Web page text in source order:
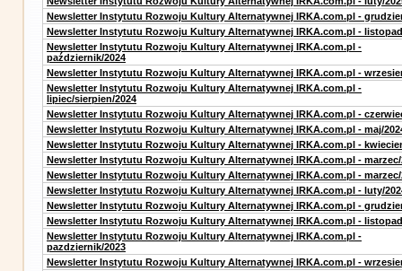
Newsletter Instytutu Rozwoju Kultury Alternatywnej IRKA.com.pl -
Newsletter Instytutu Rozwoju Kultury Alternatywnej IRKA.com.pl -
Newsletter Instytutu Rozwoju Kultury Alternatywnej IRKA.com.pl -
październik/2024
Newsletter Instytutu Rozwoju Kultury Alternatywnej IRKA.com.pl -
Newsletter Instytutu Rozwoju Kultury Alternatywnej IRKA.com.pl -
lipiec/sierpien/2024
Newsletter Instytutu Rozwoju Kultury Alternatywnej IRKA.com.pl -
Newsletter Instytutu Rozwoju Kultury Alternatywnej IRKA.com.pl - maj/
Newsletter Instytutu Rozwoju Kultury Alternatywnej IRKA.com.pl -
Newsletter Instytutu Rozwoju Kultury Alternatywnej IRKA.com.pl - marzec/
Newsletter Instytutu Rozwoju Kultury Alternatywnej IRKA.com.pl - marzec/
Newsletter Instytutu Rozwoju Kultury Alternatywnej IRKA.com.pl - luty/
Newsletter Instytutu Rozwoju Kultury Alternatywnej IRKA.com.pl -
Newsletter Instytutu Rozwoju Kultury Alternatywnej IRKA.com.pl -
Newsletter Instytutu Rozwoju Kultury Alternatywnej IRKA.com.pl -
pazdziernik/2023
Newsletter Instytutu Rozwoju Kultury Alternatywnej IRKA.com.pl -